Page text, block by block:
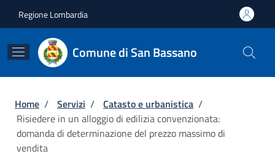
Regione Lombardia
Comune di San Bassano
Briciole di pane
Home / Servizi / Catasto e urbanistica /
Risiedere in un alloggio di edilizia convenzionata:
domanda di determinazione del prezzo massimo di
vendita